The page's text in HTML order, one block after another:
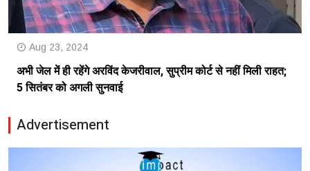
Aug 23, 2024
अभी जेल में ही रहेंगे अरविंद केजरीवाल, सुप्रीम कोर्ट से नहीं मिली राहत;
5 सितंबर को अगली सुनवाई
Advertisement